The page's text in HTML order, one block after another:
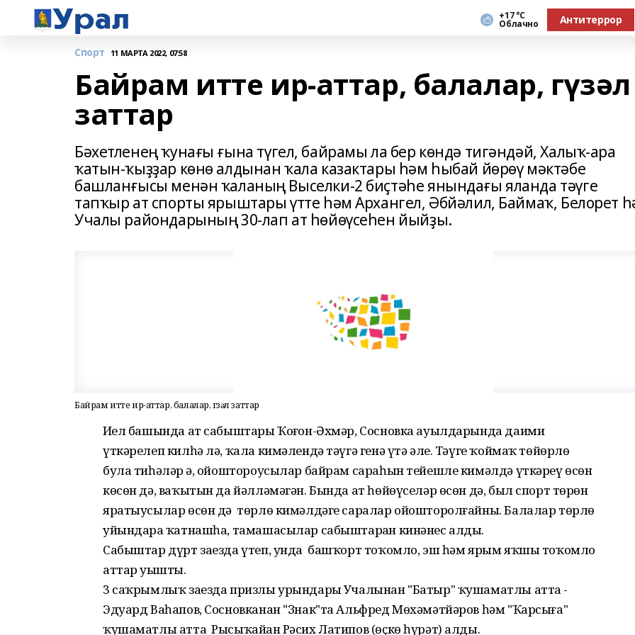
+17 °С
Облачно Антитеррор
Спорт 11 МАРТА 2022, 07:58
Байрам итте ир-аттар, балалар, гүзәл
заттар
Бәхетленең ҡунағы ғына түгел, байрамы ла бер көндә тигәндәй, Халыҡ-ара
ҡатын-ҡыҙҙар көнө алдынан ҡала казактары һәм һыбай йөрөү мәктәбе
башланғысы менән ҡаланың Выселки-2 биҫтәһе янындағы яланда тәүге
тапҡыр ат спорты ярыштары үтте һәм Архангел, Әбйәлил, Баймаҡ, Белорет
Учалы райондарының 30-лап ат һөйөүсеһен йыйҙы.
Байрам итте ир-аттар, балалар, гүзәл заттар
Иҙел башында ат сабыштары Ҡоҙғон-Әхмәр, Сосновка ауылдарында даими
үткәрелеп килһә лә, ҡала кимәлендә тәүгә генә үтә әле. Тәүге ҡоймаҡ төйөрлө
була тиһәләр ҙә, ойоштороусылар байрам сараһын тейешле кимәлдә үткәреү өсөн
көсөн дә, ваҡытын да йәлләмәгән. Бында ат һөйөүселәр өсөн дә, был спорт төрөн
яратыусылар өсөн дә төрлө кимәлдәге саралар ойошторолғайны. Балалар төрлө
уйындарҙа ҡатнашһа, тамашасылар сабыштарҙан кинәнес алды.
Сабыштар дүрт заезда үтеп, унда башҡорт тоҡомло, эш һәм ярым яҡшы тоҡомло
аттар уҙышты.
3 саҡрымлыҡ заезда призлы урындарҙы Учалынан "Батыр" ҡушаматлы атта -
Эдуард Ваһапов, Сосновканан "Знак"та Альфред Мөхәмәтйәров һәм "Ҡарсыға"
ҡушаматлы атта Рысыҡайҙан Рәсих Латипов (өҫкө һүрәт) алды.